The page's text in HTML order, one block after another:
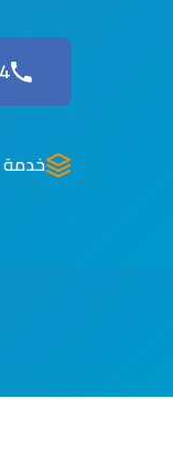
خدمة 24 ساعة